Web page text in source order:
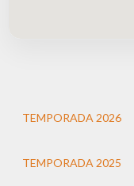
TEMPORADA 2026
TEMPORADA 2025